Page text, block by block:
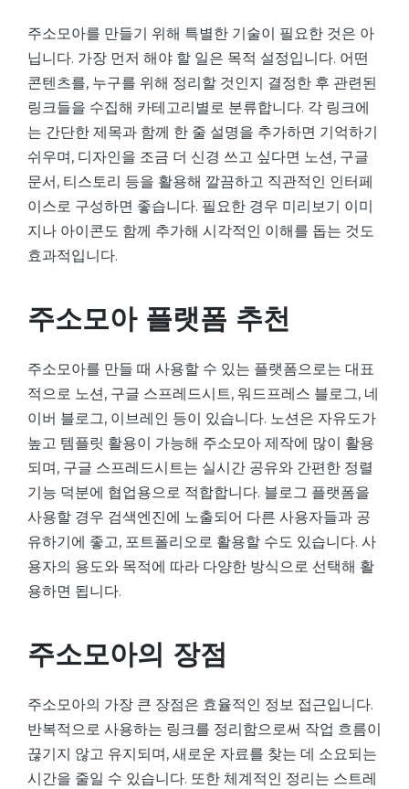
주소모아를 만들기 위해 특별한 기술이 필요한 것은 아
닙니다. 가장 먼저 해야 할 일은 목적 설정입니다. 어떤
콘텐츠를, 누구를 위해 정리할 것인지 결정한 후 관련된
링크들을 수집해 카테고리별로 분류합니다. 각 링크에
는 간단한 제목과 함께 한 줄 설명을 추가하면 기억하기
쉬우며, 디자인을 조금 더 신경 쓰고 싶다면 노션, 구글
문서, 티스토리 등을 활용해 깔끔하고 직관적인 인터페
이스로 구성하면 좋습니다. 필요한 경우 미리보기 이미
지나 아이콘도 함께 추가해 시각적인 이해를 돕는 것도
효과적입니다.
주소모아 플랫폼 추천
주소모아를 만들 때 사용할 수 있는 플랫폼으로는 대표
적으로 노션, 구글 스프레드시트, 워드프레스 블로그, 네
이버 블로그, 이브레인 등이 있습니다. 노션은 자유도가
높고 템플릿 활용이 가능해 주소모아 제작에 많이 활용
되며, 구글 스프레드시트는 실시간 공유와 간편한 정렬
기능 덕분에 협업용으로 적합합니다. 블로그 플랫폼을
사용할 경우 검색엔진에 노출되어 다른 사용자들과 공
유하기에 좋고, 포트폴리오로 활용할 수도 있습니다. 사
용자의 용도와 목적에 따라 다양한 방식으로 선택해 활
용하면 됩니다.
주소모아의 장점
주소모아의 가장 큰 장점은 효율적인 정보 접근입니다.
반복적으로 사용하는 링크를 정리함으로써 작업 흐름이
끊기지 않고 유지되며, 새로운 자료를 찾는 데 소요되는
시간을 줄일 수 있습니다. 또한 체계적인 정리는 스트레